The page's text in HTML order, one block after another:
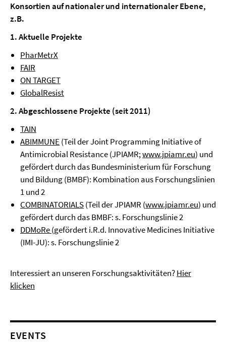
Konsortien auf nationaler und internationaler Ebene,
z.B.
1. Aktuelle Projekte
PharMetrX
FAIR
ON TARGET
GlobalResist
2. Abgeschlossene Projekte (seit 2011)
TAIN
ABIMMUNE(Teil der Joint Programming Initiative of
Antimicrobial Resistance (JPIAMR;www.jpiamr.eu) und
gefördert durch das Bundesministerium für Forschung
und Bildung (BMBF): Kombination aus Forschungslinien
1 und 2
COMBINATORIALS(Teil der JPIAMR (www.jpiamr.eu) und
gefördert durch das BMBF: s. Forschungslinie 2
DDMoRe(gefördert i.R.d. Innovative Medicines Initiative
(IMI-JU): s. Forschungslinie 2
Interessiert an unseren Forschungsaktivitäten?Hier
klicken
EVENTS